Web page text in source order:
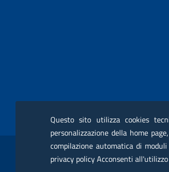
Sezione Link Utili
RSS Glossario Servizi online
Questo sito utilizza cookies
personalizzazione della home
compilazione automatica di
privacy policy Acconsenti